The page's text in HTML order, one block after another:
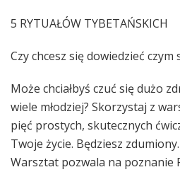
5 RYTUAŁÓW TYBETAŃSKICH
Czy chcesz się dowiedzieć czym
Może chciałbyś czuć się dużo
wiele młodziej? Skorzystaj z
pięć prostych, skutecznych
Twoje życie. Będziesz zdumiony.
Warsztat pozwala na poznanie